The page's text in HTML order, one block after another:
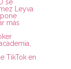
se
Leyva
más
TikTok en